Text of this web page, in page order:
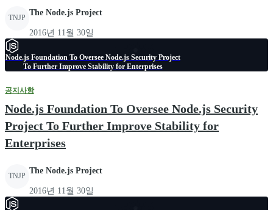
TNJP
The Node.js Project
2016년 11월 30일
Node.js Foundation To Oversee Node.js Security Project
To Further Improve Stability for Enterprises
공지사항
Node.js Foundation To Oversee Node.js Security
Project To Further Improve Stability for
Enterprises
TNJP
The Node.js Project
2016년 11월 30일